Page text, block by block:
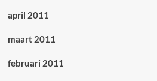
april 2011
maart 2011
februari 2011